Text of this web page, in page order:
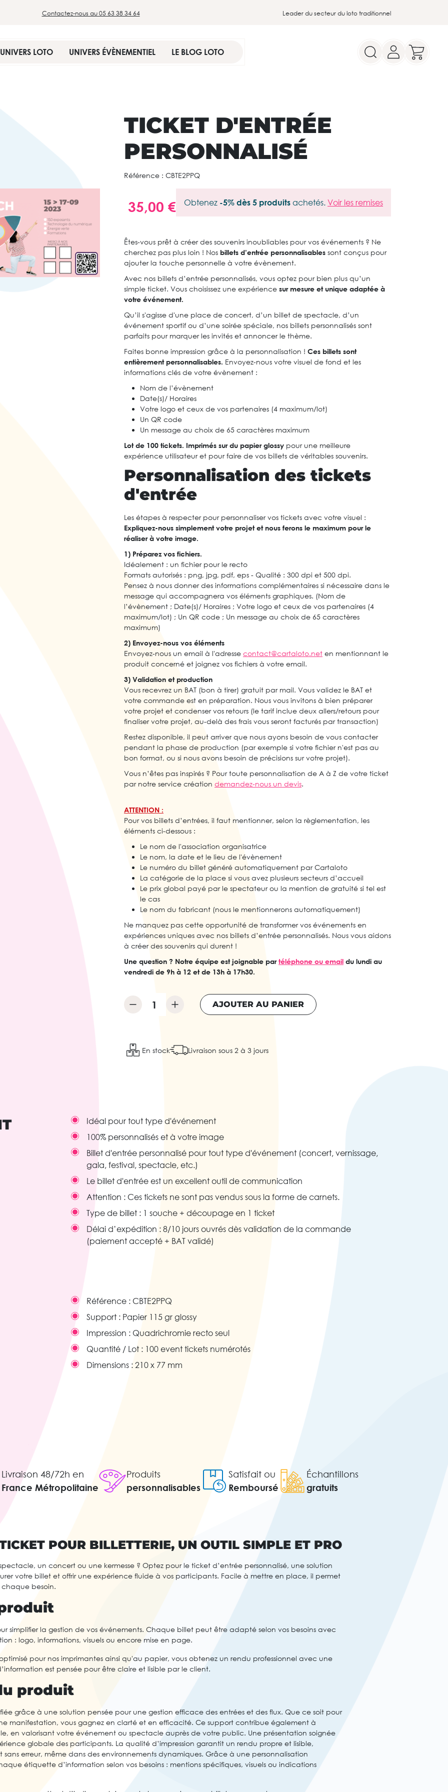
Contactez-nous au 05 63 38 34 64 Leader du secteur du loto traditionnel
UNIVERS LOTO UNIVERS ÉVÈNEMENTIEL LE BLOG LOTO
TICKET D'ENTRÉE
PERSONNALISÉ
Référence : CBTE2PPQ
35,00 € Obtenez -5% dès 5 produits achetés. Voir les remises
Êtes-vous prêt à créer des souvenirs inoubliables pour vos événements ? Ne
cherchez pas plus loin ! Nos billets d’entrée personnalisables sont conçus pour
ajouter la touche personnelle à votre évènement.
Avec nos billets d’entrée personnalisés, vous optez pour bien plus qu’un
simple ticket. Vous choisissez une expérience sur mesure et unique adaptée à
votre événement.
Qu’il s'agisse d'une place de concert, d’un billet de spectacle, d’un
événement sportif ou d’une soirée spéciale, nos billets personnalisés sont
parfaits pour marquer les invités et annoncer le thème.
Faites bonne impression grâce à la personnalisation ! Ces billets sont
entièrement personnalisables. Envoyez-nous votre visuel de fond et les
informations clés de votre évènement :
Nom de l’évènement
Date(s)/ Horaires
Votre logo et ceux de vos partenaires (4 maximum/lot)
Un QR code
Un message au choix de 65 caractères maximum
Lot de 100 tickets. Imprimés sur du papier glossy pour une meilleure
expérience utilisateur et pour faire de vos billets de véritables souvenirs.
Personnalisation des tickets
d'entrée
Les étapes à respecter pour personnaliser vos tickets avec votre visuel :
Expliquez-nous simplement votre projet et nous ferons le maximum pour le
réaliser à votre image.
1) Préparez vos fichiers.
Idéalement : un fichier pour le recto
Formats autorisés : png, jpg, pdf, eps - Qualité : 300 dpi et 500 dpi.
Pensez à nous donner des informations complémentaires si nécessaire dans le
message qui accompagnera vos éléments graphiques. (Nom de
l’évènement ; Date(s)/ Horaires ; Votre logo et ceux de vos partenaires (4
maximum/lot) ; Un QR code ; Un message au choix de 65 caractères
maximum)
2) Envoyez-nous vos éléments
Envoyez-nous un email à l'adresse contact@cartaloto.net en mentionnant le
produit concerné et joignez vos fichiers à votre email.
3) Validation et production
Vous recevrez un BAT (bon à tirer) gratuit par mail. Vous validez le BAT et
votre commande est en préparation. Nous vous invitons à bien préparer
votre projet et condenser vos retours (le tarif inclue deux allers/retours pour
finaliser votre projet, au-delà des frais vous seront facturés par transaction)
Restez disponible, il peut arriver que nous ayons besoin de vous contacter
pendant la phase de production (par exemple si votre fichier n'est pas au
bon format, ou si nous avons besoin de précisions sur votre projet).
Vous n’êtes pas inspirés ? Pour toute personnalisation de A à Z de votre ticket
par notre service création demandez-nous un devis.
ATTENTION :
Pour vos billets d’entrées, il faut mentionner, selon la règlementation, les
éléments ci-dessous :
Le nom de l'association organisatrice
Le nom, la date et le lieu de l'évènement
Le numéro du billet généré automatiquement par Cartaloto
La catégorie de la place si vous avez plusieurs secteurs d’accueil
Le prix global payé par le spectateur ou la mention de gratuité si tel est
le cas
Le nom du fabricant (nous le mentionnerons automatiquement)
Ne manquez pas cette opportunité de transformer vos événements en
expériences uniques avec nos billets d’entrée personnalisés. Nous vous aidons
à créer des souvenirs qui durent !
Une question ? Notre équipe est joignable partéléphone ou email du lundi au
vendredi de 9h à 12 et de 13h à 17h30.
AJOUTER AU PANIER
En stock Livraison sous 2 à 3 jours
Idéal pour tout type d'événement
100% personnalisés et à votre image
Billet d'entrée personnalisé pour tout type d'événement (concert, vernissage,
gala, festival, spectacle, etc.)
Le billet d'entrée est un excellent outil de communication
Attention : Ces tickets ne sont pas vendus sous la forme de carnets.
Type de billet : 1 souche + découpage en 1 ticket
Délai d’expédition : 8/10 jours ouvrés dès validation de la commande
(paiement accepté + BAT validé)
Référence : CBTE2PPQ
Support : Papier 115 gr glossy
Impression : Quadrichromie recto seul
Quantité / Lot : 100 event tickets numérotés
Dimensions : 210 x 77 mm
Livraison 48/72h en
France Métropolitaine
Produits
personnalisables
Satisfait ou
Remboursé
Échantillons
gratuits
POUR BILLETTERIE, UN OUTIL SIMPLE ET PRO
un concert ou une kermesse ? Optez pour le ticket d’entrée personnalisé, une solution
votre billet et offrir une expérience fluide à vos participants. Facile à mettre en place, il permet
besoin.
simplifier la gestion de vos événements. Chaque billet peut être adapté selon vos besoins avec
: logo, informations, visuels ou encore mise en page.
pour nos imprimantes ainsi qu'au papier, vous obtenez un rendu professionnel avec une
est pensée pour être claire et lisible par le client.
produit
grâce à une solution pensée pour une gestion efficace des entrées et des flux. Que ce soit pour
manifestation, vous gagnez en clarté et en efficacité. Ce support contribue également à
en valorisant votre événement ou spectacle auprès de votre public. Une présentation soignée
globale des participants. La qualité d’impression garantit un rendu propre et lisible,
erreur, même dans des environnements dynamiques. Grâce à une personnalisation
étiquette d’information selon vos besoins : mentions spécifiques, visuels ou indications